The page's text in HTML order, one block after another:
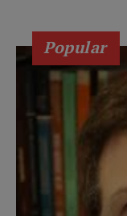
Popular